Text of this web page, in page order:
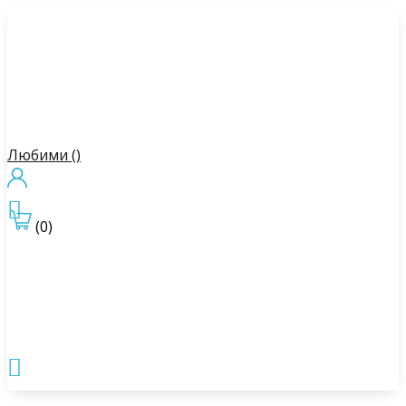
Любими ()
(0)

